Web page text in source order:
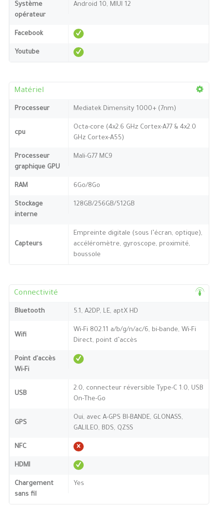
Système
opérateur
Android 10, MIUI 12
Facebook
Youtube
Matériel
Processeur Mediatek Dimensity 1000+ (7nm)
cpu
Octa-core (4x2.6 GHz Cortex-A77 & 4x2.0
GHz Cortex-A55)
Processeur
graphique GPU
Mali-G77 MC9
RAM 6Go/8Go
Stockage
interne
128GB/256GB/512GB
Capteurs
Empreinte digitale (sous l’écran, optique),
accéléromètre, gyroscope, proximité,
boussole
Connectivité
Bluetooth 5.1, A2DP, LE, aptX HD
Wifi
Wi-Fi 802.11 a/b/g/n/ac/6, bi-bande, Wi-Fi
Direct, point d’accès
Point d'accès
Wi-Fi
USB
2.0, connecteur réversible Type-C 1.0, USB
On-The-Go
GPS
Oui, avec A-GPS BI-BANDE, GLONASS,
GALILEO, BDS, QZSS
NFC
HDMI
Chargement
sans fil
Yes